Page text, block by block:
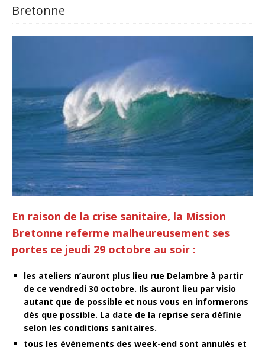
Bretonne
En raison de la crise sanitaire, la Mission
Bretonne referme malheureusement ses
portes ce jeudi 29 octobre au soir :
les ateliers n’auront plus lieu rue Delambre à partir
de ce vendredi 30 octobre. Ils auront lieu par visio
autant que de possible et nous vous en informerons
dès que possible. La date de la reprise sera définie
selon les conditions sanitaires.
tous les événements des week-end sont annulés et